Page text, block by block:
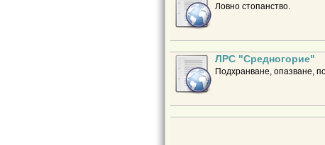
Ловно стопанство.
ЛРС "Средногорие"
Подхранване, опазване,